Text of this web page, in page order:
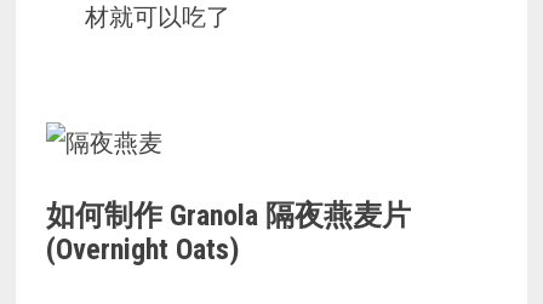
材就可以吃了
如何制作 Granola 隔夜燕麦片
(Overnight Oats)